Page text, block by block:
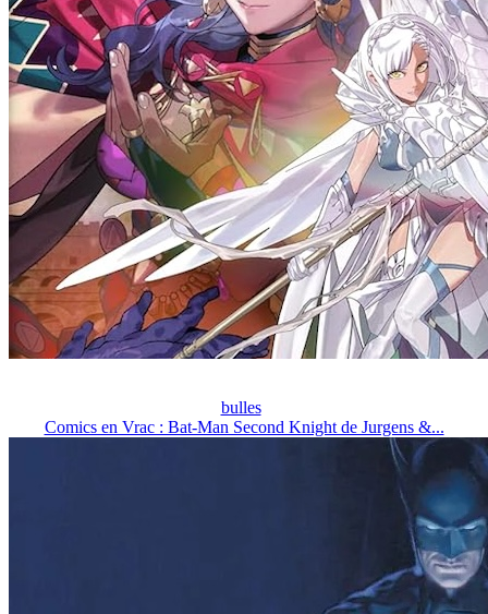
bulles
Comics en Vrac : Bat-Man Second Knight de Jurgens &...